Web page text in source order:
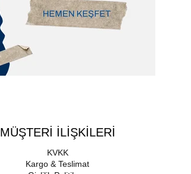
MÜŞTERİ İLİŞKİLERİ
KVKK
Kargo & Teslimat